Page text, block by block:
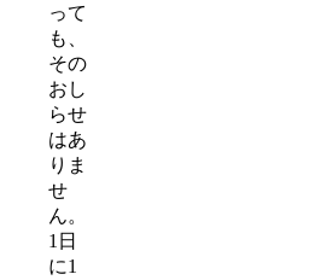
って
も、
その
おし
らせ
はあ
りま
せ
ん。
1日
に1